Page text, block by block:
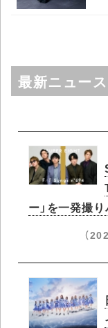
最新ニュース
ー」を一発撮
（